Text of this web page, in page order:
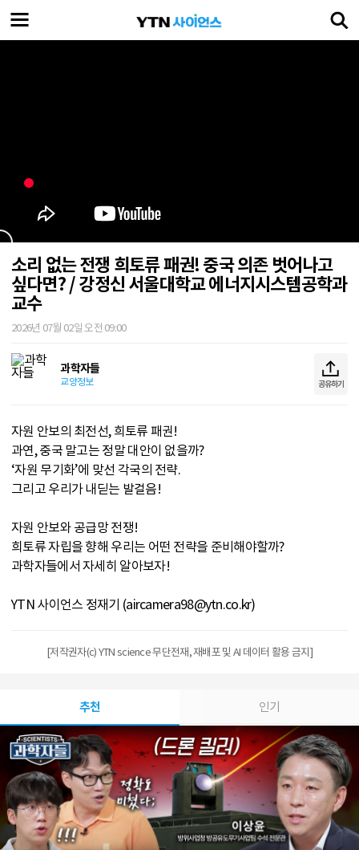
소리 없는 전쟁 희토류 패권! 중국 의존 벗어나고
싶다면? / 강정신 서울대학교 에너지시스템공학과
교수
2026년 07월 02일 오전 09:00
과학자들
교양정보 공유하기
자원 안보의 최전선, 희토류 패권!
과연, 중국 말고는 정말 대안이 없을까?
‘자원 무기화’에 맞선 각국의 전략.
그리고 우리가 내딛는 발걸음!
자원 안보와 공급망 전쟁!
희토류 자립을 향해 우리는 어떤 전략을 준비해야할까?
과학자들에서 자세히 알아보자!
YTN 사이언스 정재기 (aircamera98@ytn.co.kr)
[저작권자(c) YTN science 무단전재, 재배포 및 AI 데이터 활용 금지]
추천 인기